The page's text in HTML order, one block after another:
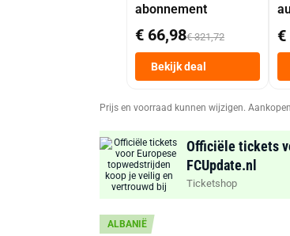
abonnement
€ 66,98€ 321,72
Bekijk deal
€
Prijs en voorraad kunnen wijzigen.
Officiële tickets
FCUpdate.nl
Ticketshop
ALBANIË